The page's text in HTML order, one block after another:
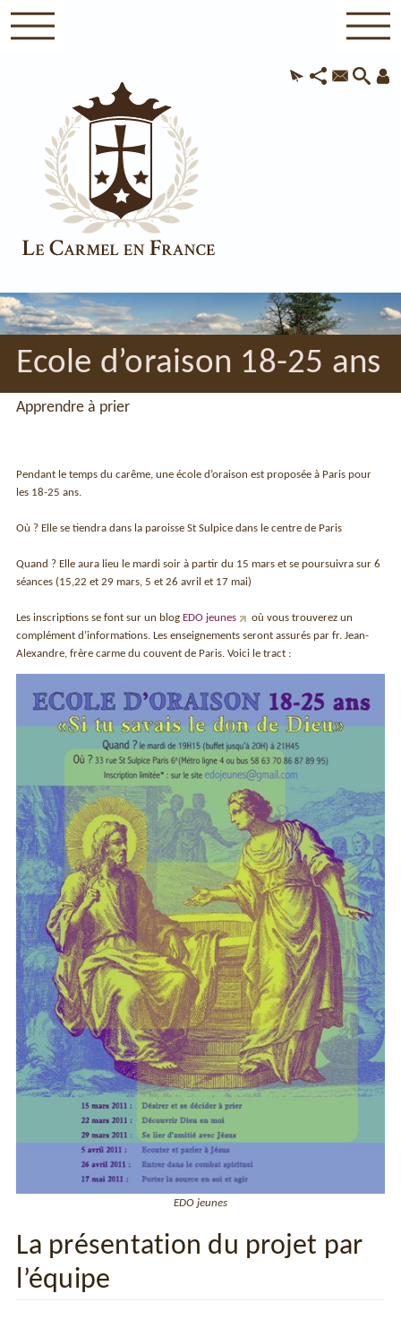
Ecole d’oraison 18-25 ans
Apprendre à prier
Pendant le temps du carême, une école d’oraison est proposée à Paris pour
les 18-25 ans.
Où ? Elle se tiendra dans la paroisse St Sulpice dans le centre de Paris
Quand ? Elle aura lieu le mardi soir à partir du 15 mars et se poursuivra sur 6
séances (15,22 et 29 mars, 5 et 26 avril et 17 mai)
Les inscriptions se font sur un blog EDO jeunes
où vous trouverez un
complément d’informations. Les enseignements seront assurés par fr. Jean-
Alexandre, frère carme du couvent de Paris. Voici le tract :
EDO jeunes
La présentation du projet par
l’équipe